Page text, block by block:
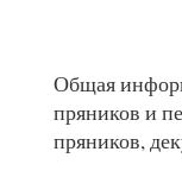
Общая
пряников и
пряников,